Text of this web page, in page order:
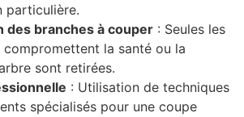
particulière.
des branches à couper : Seules les
compromettent la santé ou la
sont retirées.
: Utilisation de techniques
spécialisés pour une coupe